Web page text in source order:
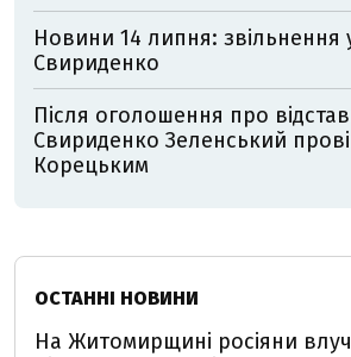
Новини 14 липня: звільнення
Свириденко
Після оголошення про
Свириденко Зеленський
Корецьким
ОСТАННІ НОВИНИ
На Житомирщині росіяни